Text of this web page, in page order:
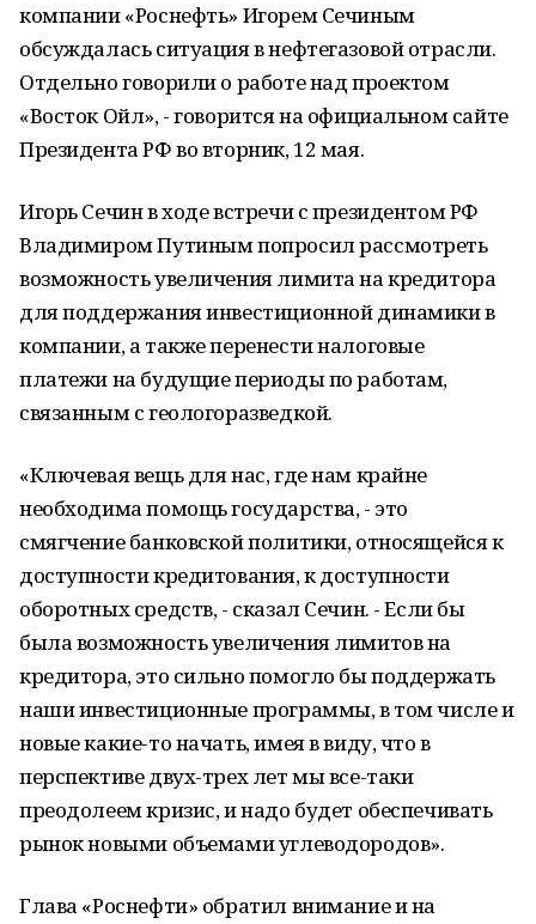
компании «Роснефть» Игорем Сечиным
обсуждалась ситуация в нефтегазовой отрасли.
Отдельно говорили о работе над проектом
«Восток Ойл», - говорится на официальном сайте
Президента РФ во вторник, 12 мая.
Игорь Сечин в ходе встречи с президентом РФ
Владимиром Путиным попросил рассмотреть
возможность увеличения лимита на кредитора
для поддержания инвестиционной динамики в
компании, а также перенести налоговые
платежи на будущие периоды по работам,
связанным с геологоразведкой.
«Ключевая вещь для нас, где нам крайне
необходима помощь государства, - это
смягчение банковской политики, относящейся к
доступности кредитования, к доступности
оборотных средств, - сказал Сечин. - Если бы
была возможность увеличения лимитов на
кредитора, это сильно помогло бы поддержать
наши инвестиционные программы, в том числе и
новые какие-то начать, имея в виду, что в
перспективе двух-трех лет мы все-таки
преодолеем кризис, и надо будет обеспечивать
рынок новыми объемами углеводородов».
Глава «Роснефти» обратил внимание и на